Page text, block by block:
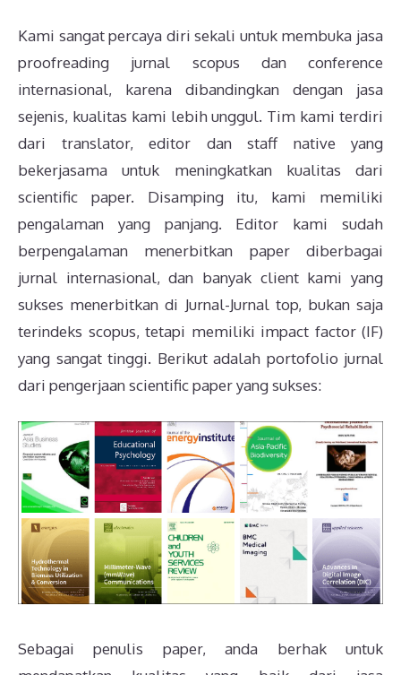
Kami sangat percaya diri sekali untuk membuka jasa
proofreading jurnal scopus dan conference
internasional, karena dibandingkan dengan jasa
sejenis, kualitas kami lebih unggul. Tim kami terdiri
dari translator, editor dan staff native yang
bekerjasama untuk meningkatkan kualitas dari
scientific paper. Disamping itu, kami memiliki
pengalaman yang panjang. Editor kami sudah
berpengalaman menerbitkan paper diberbagai
jurnal internasional, dan banyak client kami yang
sukses menerbitkan di Jurnal-Jurnal top, bukan saja
terindeks scopus, tetapi memiliki impact factor (IF)
yang sangat tinggi. Berikut adalah portofolio jurnal
dari pengerjaan scientific paper yang sukses:
Sebagai penulis paper, anda berhak untuk